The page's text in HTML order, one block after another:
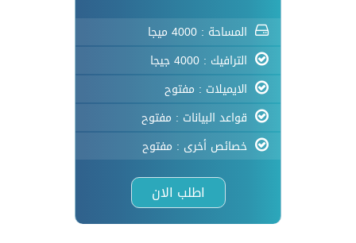
المساحة : 4000 ميجا
الترافيك : 4000 جيجا
الايميلات : مفتوح
قواعد البيانات : مفتوح
خصائص أخرى : مفتوح
اطلب الان